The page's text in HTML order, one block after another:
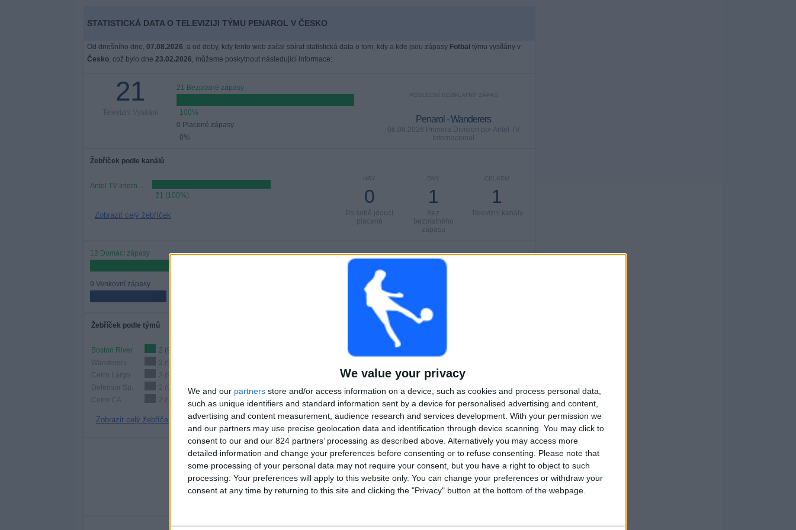
We value your privacy
We and our partners store and/or access information on a device, such as cookies and process personal data,
such as unique identifiers and standard information sent by a device for personalised advertising and content,
advertising and content measurement, audience research and services development. With your permission we
and our partners may use precise geolocation data and identification through device scanning. You may click to
consent to our and our 824 partners’ processing as described above. Alternatively you may access more
detailed information and change your preferences before consenting or to refuse consenting.
Please note that
some processing of your personal data may not require your consent, but you have a right to object to such
processing. Your preferences will apply to this website only. You can change your preferences or withdraw your
consent at any time by returning to this site and clicking the "Privacy" button at the bottom of the webpage.
STATISTICKÁ DATA O TELEVIZIJI TÝMU PENAROL V ČESKO
Od dnešního dne, 07.08.2026, a od doby, kdy tento web začal sbírat statistická data o tom, kdy a kde jsou zápasy Fotbal týmu vysílány v
Česko, což bylo dne 23.02.2026, můžeme poskytnout následující informace:
21
Televizní Vysílání
21 Bezplatné zápasy
100%
0 Placené zápasy
0%
POSLEDNÍ BEZPLATNÝ ZÁPAS
Penarol - Wanderers
06.08.2026 Primera Division por Antel TV
Internacional
Žebříček podle kanálů
Antel TV Internacional
21 (100%)
Zobrazit celý žebříček
CELKEM
1
Televizní kanály
DNY
1
Bez
bezplatného
zápasu
HRY
0
Po sobě jdoucí
placené
12 Domácí zápasy
9 Venkovní zápasy
MAXIMÁLNÍ
CELKEM
Soutěže
Žebříček podle týmů
Boston River
2 (9,52%)
Wanderers
2 (9,52%)
Cerro Largo
2 (9,52%)
Defensor Sp.
2 (9,52%)
Cerro CA
2 (9,52%)
Zobrazit celý žebříček
Žebříček podle soutěží
Primera Division
Zobrazit celý žebříček
Počet zápasů podle dne v týdnu
PONDĚLÍ ÚTERÝ
5
STŘEDA
-
ČTVRTEK
2
PÁTEK
-
SOBOTA
4
NEDĚLE
7
Počet zápasů podle měsíce